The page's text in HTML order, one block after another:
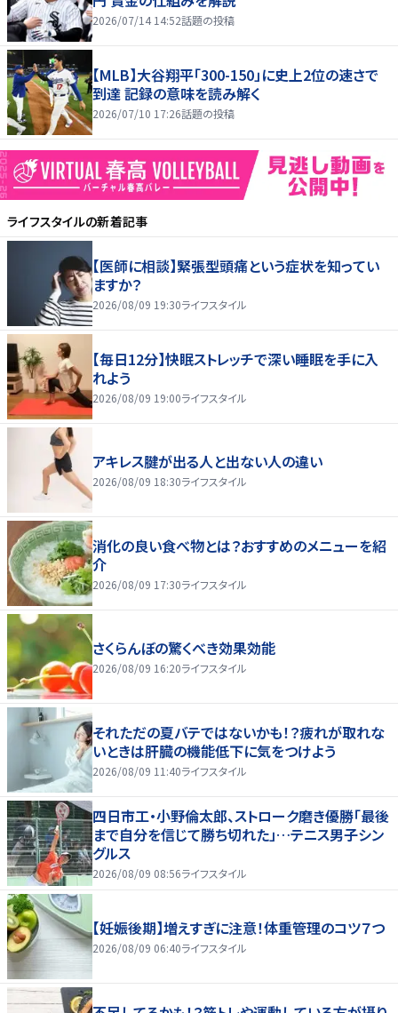
2026/07/14 14:52話題の投稿
【MLB】大谷翔平「300-150」に史上2位の速さで
到達 記録の意味を読み解く
2026/07/10 17:26話題の投稿
ライフスタイルの新着記事
【医師に相談】緊張型頭痛という症状を知ってい
ますか？
2026/08/09 19:30ライフスタイル
【毎日12分】快眠ストレッチで深い睡眠を手に入
れよう
2026/08/09 19:00ライフスタイル
アキレス腱が出る人と出ない人の違い
2026/08/09 18:30ライフスタイル
消化の良い食べ物とは？おすすめのメニューを紹
介
2026/08/09 17:30ライフスタイル
さくらんぼの驚くべき効果効能
2026/08/09 16:20ライフスタイル
それただの夏バテではないかも！？疲れが取れな
いときは肝臓の機能低下に気をつけよう
2026/08/09 11:40ライフスタイル
四日市工・小野倫太郎、ストローク磨き優勝「最後
まで自分を信じて勝ち切れた」…テニス男子シン
グルス
2026/08/09 08:56ライフスタイル
【妊娠後期】増えすぎに注意！体重管理のコツ７つ
2026/08/09 06:40ライフスタイル